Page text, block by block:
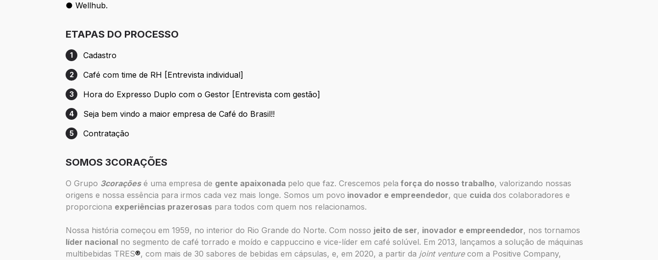
● Wellhub.
ETAPAS DO PROCESSO
Etapa 1: Cadastro
1 Cadastro
Etapa 2: Café com time de RH [Entrevista individual]
2 Café com time de RH [Entrevista individual]
Etapa 3: Hora do Expresso Duplo com o Gestor [Entrevista com gestão]
3 Hora do Expresso Duplo com o Gestor [Entrevista com gestão]
Etapa 4: Seja bem vindo a maior empresa de Café do Brasil!!
4 Seja bem vindo a maior empresa de Café do Brasil!!
Etapa 5: Contratação
5 Contratação
SOMOS 3CORAÇÕES
O Grupo 3coraçõesé uma empresa de gente apaixonada pelo que faz. Crescemos pela força do nosso trabalho, valorizando nossas
origens e nossa essência para irmos cada vez mais longe. Somos um povo inovador e empreendedor, que cuidados colaboradores e
proporciona experiências prazerosas para todos com quem nos relacionamos.
Nossa história começou em 1959, no interior do Rio Grande do Norte. Com nosso jeito de ser, inovador e empreendedor, nos tornamos
líder nacional no segmento de café torrado e moído e cappuccino e vice-líder em café solúvel. Em 2013, lançamos a solução de máquinas
multibebidas TRES®, com mais de 30 sabores de bebidas em cápsulas, e, em 2020, a partir da joint venturecom a Positive Company,